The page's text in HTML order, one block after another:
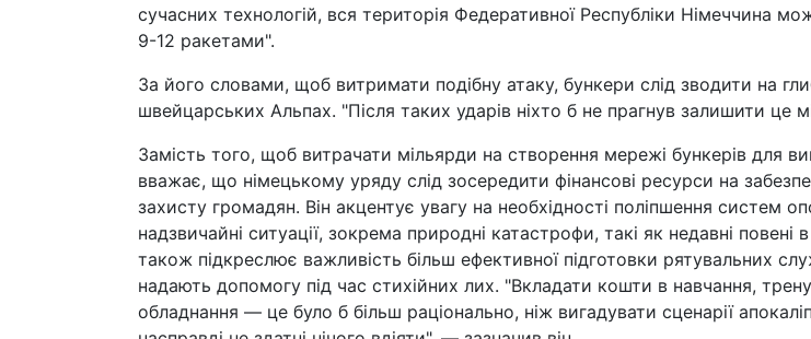
сучасних технологій, вся територія Федеративної Республіки Німеччина
9-12 ракетами".
За його словами, щоб витримати подібну атаку, бункери слід зводити на
швейцарських Альпах. "Після таких ударів ніхто б не прагнув залишити це
Замість того, щоб витрачати мільярди на створення мережі бункерів для
вважає, що німецькому уряду слід зосередити фінансові ресурси на
захисту громадян. Він акцентує увагу на необхідності поліпшення систем
надзвичайні ситуації, зокрема природні катастрофи, такі як недавні повені
також підкреслює важливість більш ефективної підготовки рятувальних
надають допомогу під час стихійних лих. "Вкладати кошти в навчання,
обладнання — це було б більш раціонально, ніж вигадувати сценарії